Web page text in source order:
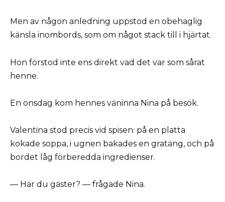
Men av någon anledning uppstod en obehaglig
känsla inombords, som om något stack till i hjärtat.
Hon förstod inte ens direkt vad det var som sårat
henne.
En onsdag kom hennes väninna Nina på besök.
Valentina stod precis vid spisen: på en platta
kokade soppa, i ugnen bakades en gratäng, och på
bordet låg förberedda ingredienser.
— Har du gäster? — frågade Nina.